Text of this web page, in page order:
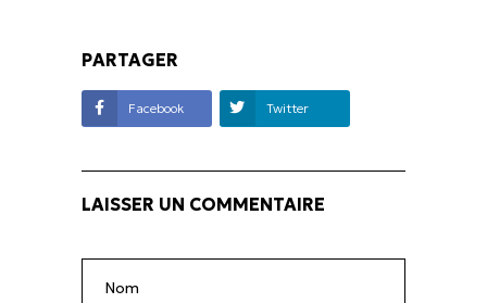
PARTAGER
Facebook Twitter
LAISSER UN COMMENTAIRE